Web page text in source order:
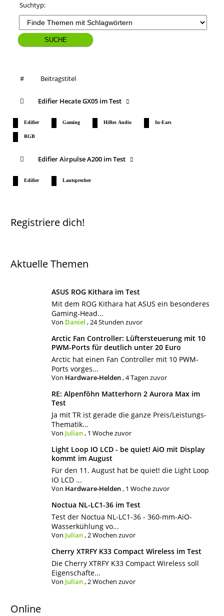
Suchtyp:
# Beitragstitel
Edifier Hecate GX05 im Test
Edifier Gaming HiRes Audio In-Ears
RGB
Edifier Airpulse A200 im Test
Edifier Lautsprecher
Registriere dich!
Aktuelle Themen
ASUS ROG Kithara im Test
Mit dem ROG Kithara hat ASUS ein besonderes
Gaming-Head...
Von Daniel ,24 Stunden zuvor
Arctic Fan Controller: Lüftersteuerung mit 10
PWM-Ports für deutlich unter 20 Euro
Arctic hat einen Fan Controller mit 10 PWM-
Ports vorges...
Von Hardware-Helden,4 Tagen zuvor
RE: Alpenföhn Matterhorn 2 Aurora Max im
Test
Ja mit TR ist gerade die ganze Preis/Leistungs-
Thematik...
Von Julian, 1 Woche zuvor
Light Loop IO LCD - be quiet! AiO mit Display
kommt im August
Für den 11. August hat be quiet! die Light Loop
IO LCD ...
Von Hardware-Helden, 1 Woche zuvor
Noctua NL-LC1-36 im Test
Test der Noctua NL-LC1-36 - 360-mm-AiO-
Wasserkühlung vo...
Von Julian,2 Wochen zuvor
Cherry XTRFY K33 Compact Wireless im Test
Die Cherry XTRFY K33 Compact Wireless soll
Eigenschafte...
Von Julian,2 Wochen zuvor
Online